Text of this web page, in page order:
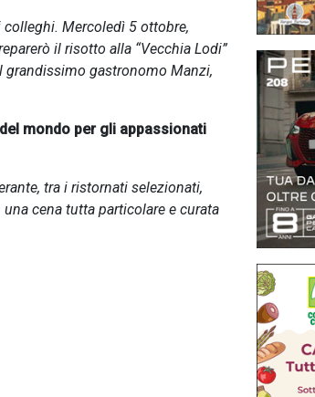
colleghi. Mercoledì 5 ottobre,
il risotto alla “Vecchia Lodi”
grandissimo gastronomo Manzi,
mondo per gli appassionati
tra i ristornati selezionati,
cena tutta particolare e curata